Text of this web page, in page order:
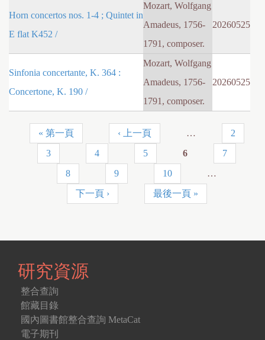
Horn concertos nos. 1-4 ; Quintet in
E flat K452 /
Mozart, Wolfgang
Amadeus, 1756-
1791, composer.
20260525
Sinfonia concertante, K. 364 :
Concertone, K. 190 /
Mozart, Wolfgang
Amadeus, 1756-
1791, composer.
20260525
« 第一頁 ‹ 上一頁 …
2
3
4 5 6
7
8
9 10
…
下一頁 ›
最後一頁 »
研究資源
整合查詢
館藏目錄
國內圖書館整合查詢 MetaCat
電子期刊